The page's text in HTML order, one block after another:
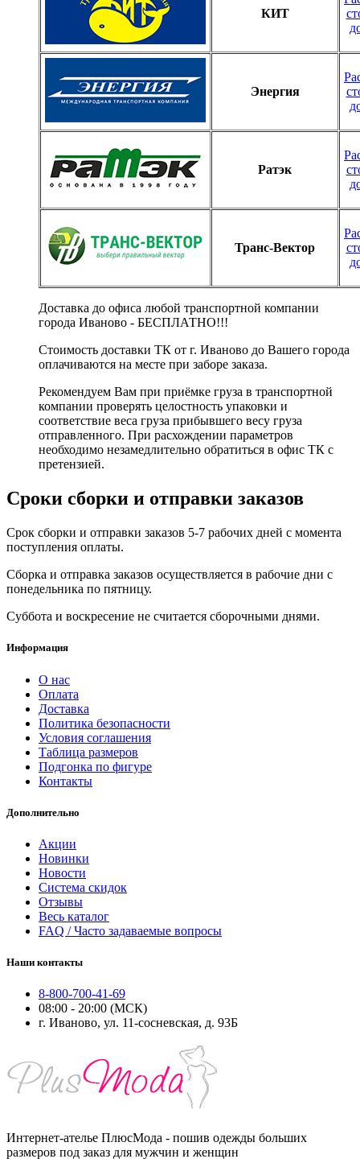
КИТ
Энергия
Ратэк
Транс-Вектор
Доставка до офиса любой транспортной компании
города Иваново - БЕСПЛАТНО!!!
Стоимость доставки ТК от г. Иваново до Вашего города
оплачиваются на месте при заборе заказа.
Рекомендуем Вам при приёмке груза в транспортной
компании проверять целостность упаковки и
соответствие веса груза прибывшего весу груза
отправленного. При расхождении параметров
необходимо незамедлительно обратиться в офис ТК с
претензией.
Сроки сборки и отправки заказов
Срок сборки и отправки заказов 5-7 рабочих дней с момента
поступления оплаты.
Сборка и отправка заказов осуществляется в рабочие дни с
понедельника по пятницу.
Суббота и воскресение не считается сборочными днями.
Информация
О нас
Оплата
Доставка
Политика безопасности
Условия соглашения
Таблица размеров
Подгонка по фигуре
Контакты
Дополнительно
Акции
Новинки
Новости
Система скидок
Отзывы
Весь каталог
FAQ / Часто задаваемые вопросы
Наши контакты
8-800-700-41-69
08:00 - 20:00 (МСК)
г. Иваново, ул. 11-сосневская, д. 93Б
Интернет-ателье ПлюсМода - пошив одежды больших
размеров под заказ для мужчин и женщин